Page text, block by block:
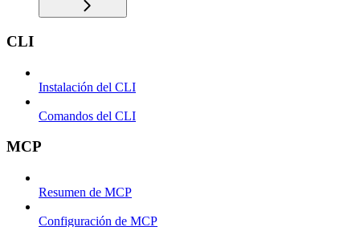
CLI
Instalación del CLI
Comandos del CLI
MCP
Resumen de MCP
Configuración de MCP